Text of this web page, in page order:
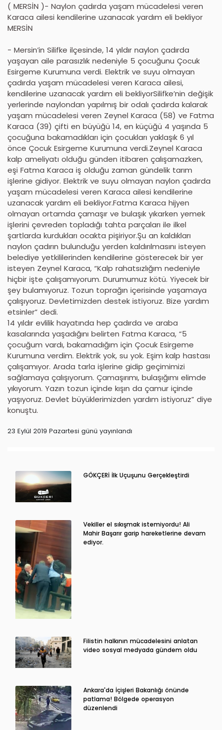
( MERSİN )- Naylon çadırda yaşam mücadelesi veren
Karaca ailesi kendilerine uzanacak yardım eli bekliyor
MERSİN
- Mersin’in Silifke ilçesinde, 14 yıldır naylon çadırda
yaşayan aile parasızlık nedeniyle 5 çocuğunu Çocuk
Esirgeme Kurumuna verdi. Elektrik ve suyu olmayan
çadırda yaşam mücadelesi veren Karaca ailesi,
kendilerine uzanacak yardım eli bekliyorSilifke’nin değişik
yerlerinde naylondan yapılmış bir odalı çadırda kalarak
yaşam mücadelesi veren Zeynel Karaca (58) ve Fatma
Karaca (39) çifti en büyüğü 14, en küçüğü 4 yaşında 5
çocuğuna bakamadıkları için çocukları yaklaşık 6 yıl
önce Çocuk Esirgeme Kurumuna verdi.Zeynel Karaca
kalp ameliyatı olduğu günden itibaren çalışamazken,
eşi Fatma Karaca iş olduğu zaman gündelik tarım
işlerine gidiyor. Elektrik ve suyu olmayan naylon çadırda
yaşam mücadelesi veren Karaca ailesi kendilerine
uzanacak yardım eli bekliyor.Fatma Karaca hijyen
olmayan ortamda çamaşır ve bulaşık yıkarken yemek
işlerini çevreden topladığı tahta parçaları ile ilkel
şartlarda kurdukları ocakta pişiriyor.Şu an kaldıkları
naylon çadırın bulunduğu yerden kaldırılmasını isteyen
belediye yetkililerinden kendilerine gösterecek bir yer
isteyen Zeynel Karaca, “Kalp rahatsızlığım nedeniyle
hiçbir işte çalışamıyorum. Durumumuz kötü. Yiyecek bir
şey bulamıyoruz. Tozun toprağın içerisinde yaşamaya
çalışıyoruz. Devletimizden destek istiyoruz. Bize yardım
etsinler” dedi.
14 yıldır evlilik hayatında hep çadırda ve araba
kasalarında yaşadığını belirten Fatma Karaca, “5
çocuğum vardı, bakamadığım için Çocuk Esirgeme
Kurumuna verdim. Elektrik yok, su yok. Eşim kalp hastası
çalışamıyor. Arada tarla işlerine gidip geçimimizi
sağlamaya çalışıyorum. Çamaşırımı, bulaşığımı elimde
yıkıyorum. Yazın tozun içinde kışın da çamur içinde
yaşıyoruz. Devlet büyüklerimizden yardım istiyoruz” diye
konuştu.
23 Eylül 2019 Pazartesi günü yayınlandı
GÖKÇERİ İlk Uçuşunu Gerçekleştirdi
Vekiller el sıkışmak istemiyordu! Ali
Mahir Başarır garip hareketlerine devam
ediyor.
Filistin halkının mücadelesini anlatan
video sosyal medyada gündem oldu
Ankara'da İçişleri Bakanlığı önünde
patlama! Bölgede operasyon
düzenlendi